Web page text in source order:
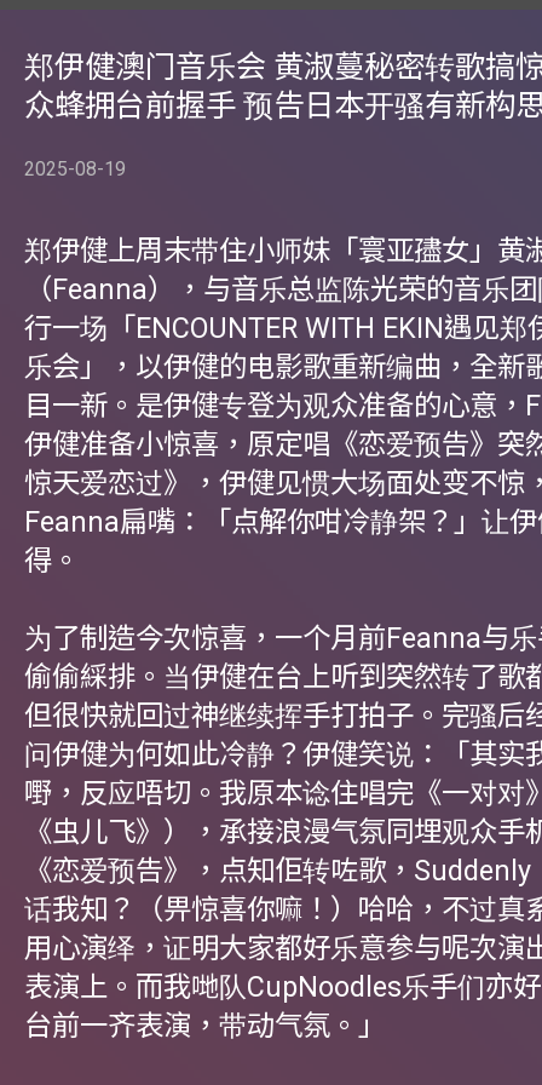
郑伊健澳门音乐会 黄淑蔓秘密转歌搞
众蜂拥台前握手 预告日本开骚有新构
2025-08-19
郑伊健上周末带住小师妹「寰亚孻女」黄
（Feanna），与音乐总监陈光荣的音乐
行一场「ENCOUNTER WITH EKIN遇见郑
乐会」，以伊健的电影歌重新编曲，全新
目一新。是伊健专登为观众准备的心意，
伊健准备小惊喜，原定唱《恋爱预告》突
惊天爱恋过》，伊健见惯大场面处变不惊
Feanna扁嘴：「点解你咁冷静架？」让
得。
为了制造今次惊喜，一个月前Feanna与
偷偷綵排。当伊健在台上听到突然转了歌
但很快就回过神继续挥手打拍子。完骚后
问伊健为何如此冷静？伊健笑说：「其实
嘢，反应唔切。我原本谂住唱完《一对对
《虫儿飞》），承接浪漫气氛同埋观众手
《恋爱预告》，点知佢转咗歌，
话我知？（畀惊喜你嘛！）哈哈，不过真
用心演绎，证明大家都好乐意参与呢次演
表演上。而我哋队CupNoodles乐手们亦
台前一齐表演，带动气氛。」